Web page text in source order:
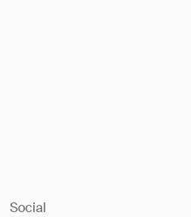
Social